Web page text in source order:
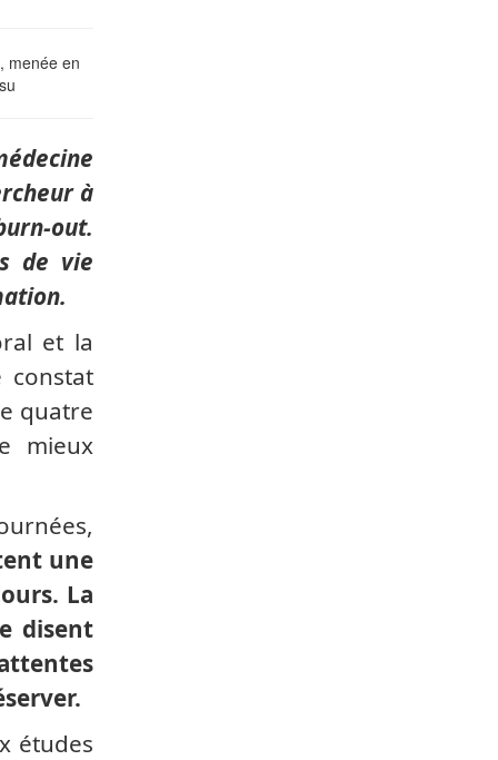
menée en
à
out.
de vie
et la
constat
quatre
mieux
une
La
disent
études